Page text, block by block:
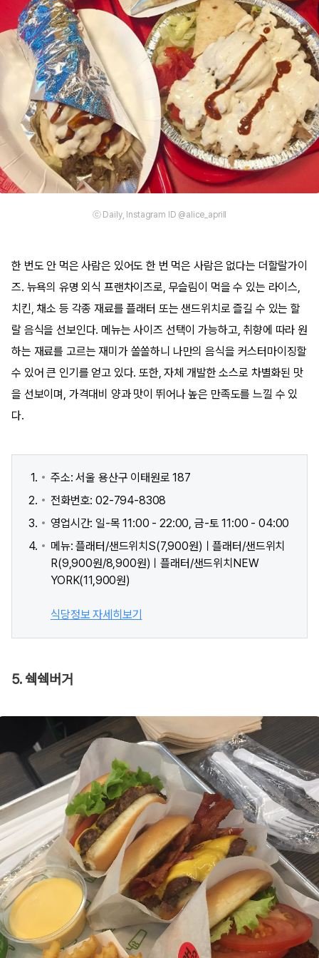
ⓒ Daily, Instagram ID @alice_aprill
한 번도 안 먹은 사람은 있어도 한 번 먹은 사람은 없다는 더할랄가이
즈. 뉴욕의 유명 외식 프랜차이즈로, 무슬림이 먹을 수 있는 라이스,
치킨, 채소 등 각종 재료를 플래터 또는 샌드위치로 즐길 수 있는 할
랄 음식을 선보인다. 메뉴는 사이즈 선택이 가능하고, 취향에 따라 원
하는 재료를 고르는 재미가 쏠쏠하니 나만의 음식을 커스터마이징할
수 있어 큰 인기를 얻고 있다. 또한, 자체 개발한 소스로 차별화된 맛
을 선보이며, 가격대비 양과 맛이 뛰어나 높은 만족도를 느낄 수 있
다.
주소: 서울 용산구 이태원로 187
전화번호: 02-794-8308
영업시간: 일-목 11:00 - 22:00, 금-토 11:00 - 04:00
메뉴: 플래터/샌드위치S(7,900원)ㅣ플래터/샌드위치
R(9,900원/8,900원)ㅣ플래터/샌드위치NEW
YORK(11,900원)
식당정보 자세히보기
5. 쉑쉑버거